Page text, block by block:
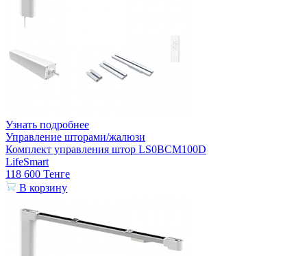
Узнать подробнее
Управление шторами/жалюзи
Комплект управления штор LS0BCM100D
LifeSmart
118 600 Тенге
В корзину